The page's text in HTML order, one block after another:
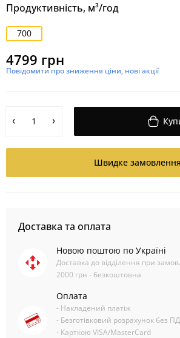
Продуктивність, м³/год
700
4799 грн
Повідомити про зниження ціни, нові акції
Швидке замовлення
Доставка та оплата
Новою поштою по Україні
Доставка до відділення при
2000 грн - безкоштовна
Оплата
- Накладений платіж
- Безготівковий розрахунок без
- Карткою VISA/MasterCard